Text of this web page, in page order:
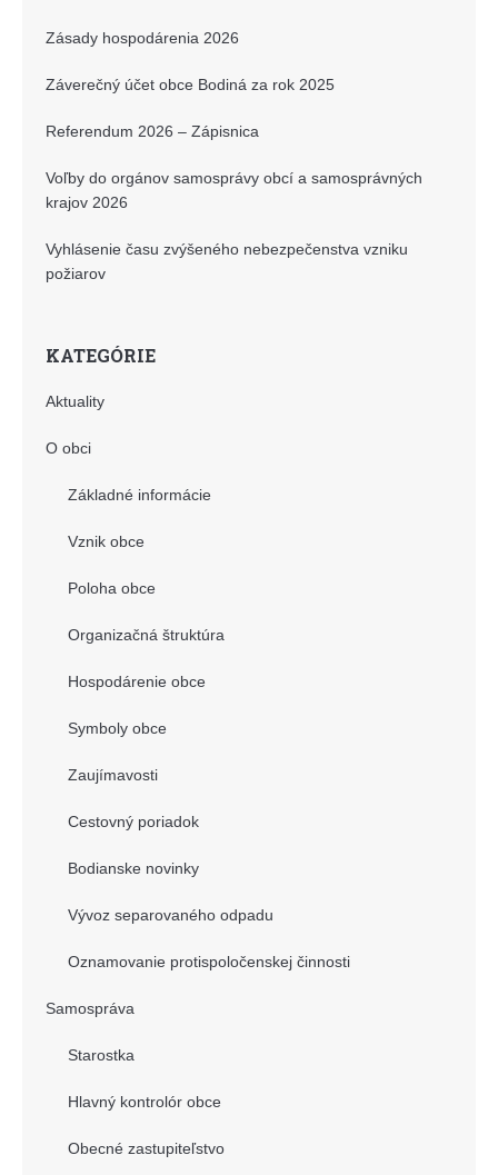
Zásady hospodárenia 2026
Záverečný účet obce Bodiná za rok 2025
Referendum 2026 – Zápisnica
Voľby do orgánov samosprávy obcí a samosprávných
krajov 2026
Vyhlásenie času zvýšeného nebezpečenstva vzniku
požiarov
KATEGÓRIE
Aktuality
O obci
Základné informácie
Vznik obce
Poloha obce
Organizačná štruktúra
Hospodárenie obce
Symboly obce
Zaujímavosti
Cestovný poriadok
Bodianske novinky
Vývoz separovaného odpadu
Oznamovanie protispoločenskej činnosti
Samospráva
Starostka
Hlavný kontrolór obce
Obecné zastupiteľstvo